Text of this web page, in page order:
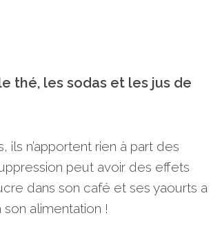
thé, les sodas et les jus de
ils n’apportent rien à part des
peut avoir des effets
dans son café et ses yaourts a
son alimentation !